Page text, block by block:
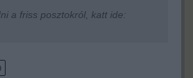
a friss posztokról, katt ide: